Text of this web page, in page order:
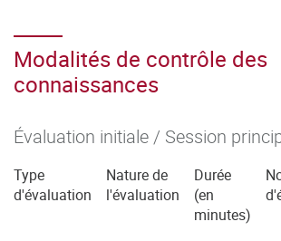
Modalités de contrôle des
connaissances
Évaluation initiale / Session
Type
d'évaluation
Nature de
l'évaluation
Durée
(en
minutes)